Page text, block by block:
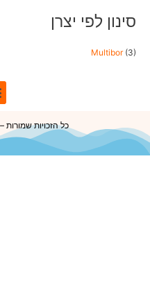
סינון לפי יצרן
Multibor (3)
כל הזכויות שמורות –